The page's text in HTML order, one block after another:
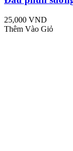
25,000 VND
Thêm Vào Giỏ